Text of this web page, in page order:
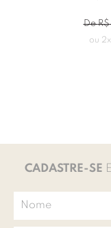
DeR$
ou 2
CADASTRE-SE